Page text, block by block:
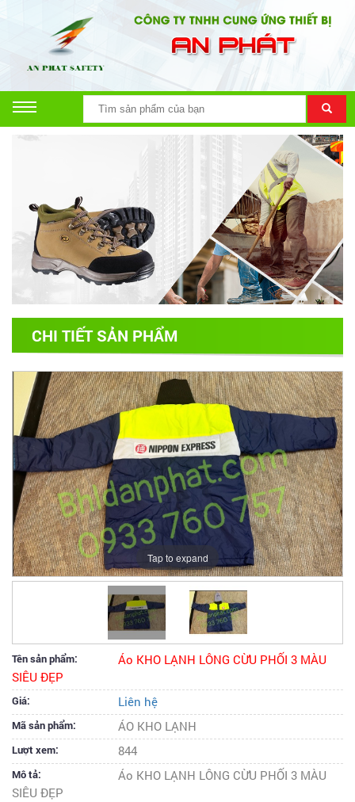
CHI TIẾT SẢN PHẨM
Tap to expand
Tên sản phẩm:
Áo KHO LẠNH LÔNG CỪU PHỐI 3 MÀU
SIÊU ĐẸP
Giá: Liên hệ
Mã sản phẩm: ÁO KHO LẠNH
Lượt xem: 844
Mô tả:
Áo KHO LẠNH LÔNG CỪU PHỐI 3 MÀU
SIÊU ĐẸP